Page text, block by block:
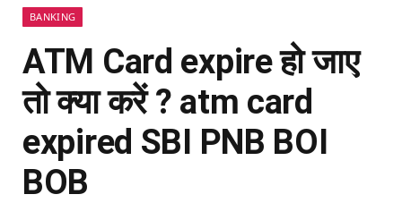
BANKING
ATM Card expire हो जाए
तो क्या करें ? atm card
expired SBI PNB BOI
BOB